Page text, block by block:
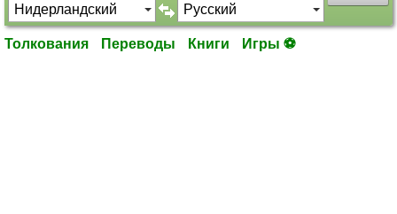
Толкования Переводы Книги Игры ⚽